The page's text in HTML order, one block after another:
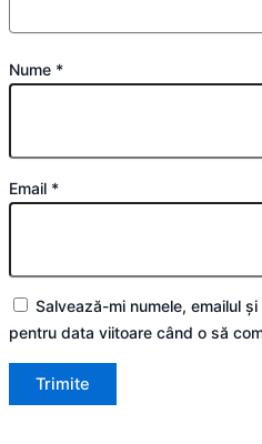
Nume *
Email *
Salvează-mi numele, emailul
pentru data viitoare când o să